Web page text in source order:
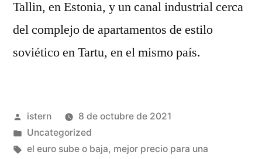
Tallin, en Estonia, y un canal industrial cerca
del complejo de apartamentos de estilo
soviético en Tartu, en el mismo país.
Publicado
por
istern
8 de octubre de 2021
Publicado
en
Uncategorized
Etiquetas:
el euro sube o baja, mejor precio para una